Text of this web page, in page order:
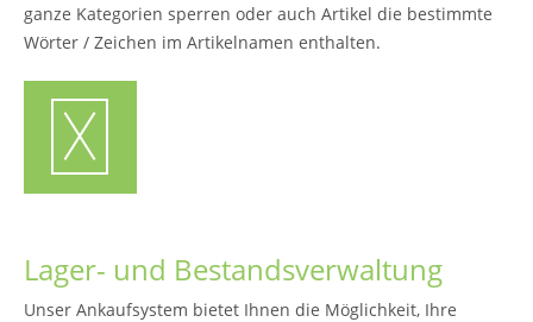
ganze Kategorien sperren oder auch Artikel die bestimmte
Wörter / Zeichen im Artikelnamen enthalten.
Lager- und Bestandsverwaltung
Unser Ankaufsystem bietet Ihnen die Möglichkeit, Ihre